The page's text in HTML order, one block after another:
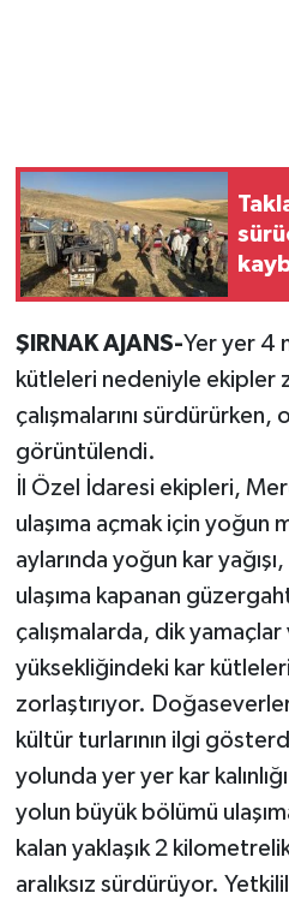
ŞIRNAK AJANS-Yer yer 4
kütleleri nedeniyle ekipler
çalışmalarını sürdürürken,
görüntülendi.
İl Özel İdaresi ekipleri,
ulaşıma açmak için yoğun
aylarında yoğun kar
ulaşıma kapanan
çalışmalarda, dik
yüksekliğindeki kar
zorlaştırıyor.
kültür turlarının ilgi
yolunda yer yer kar
yolun büyük bölümü
kalan yaklaşık 2
aralıksız sürdürüyor.